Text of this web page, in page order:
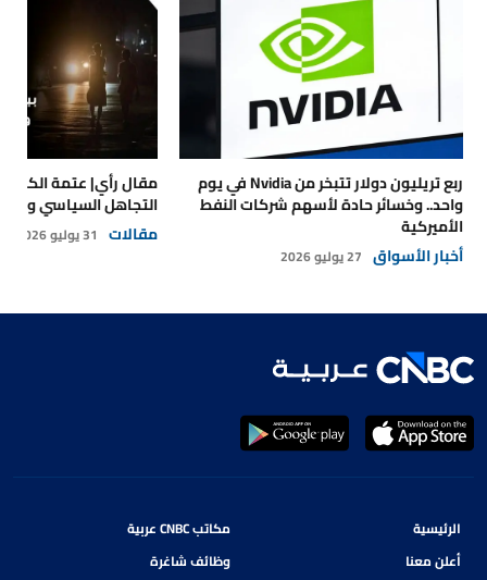
ربع تريليون دولار تتبخر من Nvidia في يوم
واحد.. وخسائر حادة لأسهم شركات النفط
الأميركية
أخبار الأسواق 27 يوليو 2026
مقال رأي| عتمة
التجاهل السياسي
مقالات 31 يوليو 2026
الرئيسية
أعلن معنا
مكاتب CNBC عربية
وظائف شاغرة